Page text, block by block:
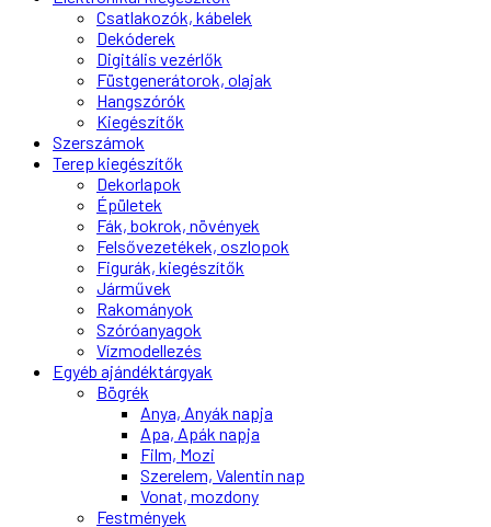
Csatlakozók, kábelek
Dekóderek
Digitális vezérlők
Füstgenerátorok, olajak
Hangszórók
Kiegészítők
Szerszámok
Terep kiegészítők
Dekorlapok
Épületek
Fák, bokrok, növények
Felsővezetékek, oszlopok
Figurák, kiegészítők
Járművek
Rakományok
Szóróanyagok
Vízmodellezés
Egyéb ajándéktárgyak
Bögrék
Anya, Anyák napja
Apa, Apák napja
Film, Mozi
Szerelem, Valentin nap
Vonat, mozdony
Festmények